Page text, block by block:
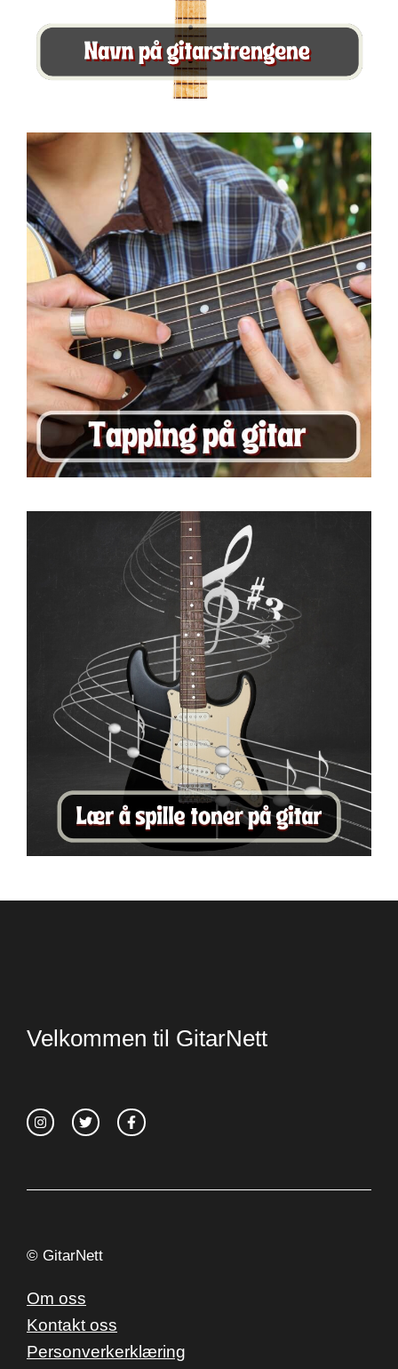
Velkommen til GitarNett
© GitarNett
Om oss
Kontakt oss
Personverkerklæring